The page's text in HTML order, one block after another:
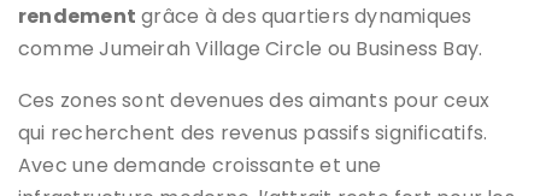
rendement grâce à des quartiers dynamiques
comme Jumeirah Village Circle ou Business Bay.
Ces zones sont devenues des aimants pour ceux
qui recherchent des revenus passifs significatifs.
Avec une demande croissante et une